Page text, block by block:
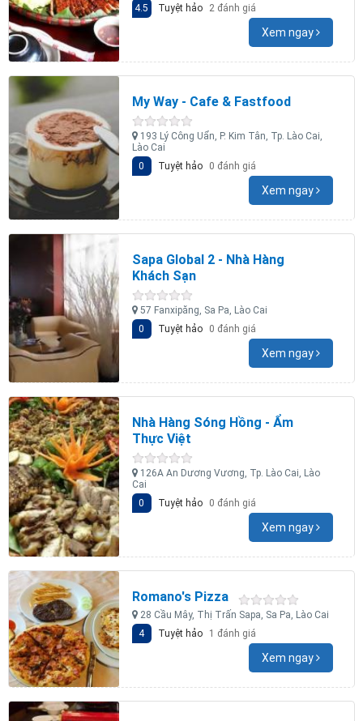
Tuyệt hảo
2 đánh giá
4.5
Xem ngay
My Way - Cafe & Fastfood
193 Lý Công Uẩn, P. Kim Tân, Tp. Lào Cai,
Lào Cai
Tuyệt hảo
0 đánh giá
0
Xem ngay
Sapa Global 2 - Nhà Hàng
Khách Sạn
57 Fanxipăng, Sa Pa, Lào Cai
Tuyệt hảo
0 đánh giá
0
Xem ngay
Nhà Hàng Sóng Hồng - Ẩm
Thực Việt
126A An Dương Vương, Tp. Lào Cai, Lào
Cai
Tuyệt hảo
0 đánh giá
0
Xem ngay
Romano's Pizza
28 Cầu Mây, Thị Trấn Sapa, Sa Pa, Lào Cai
Tuyệt hảo
1 đánh giá
4
Xem ngay